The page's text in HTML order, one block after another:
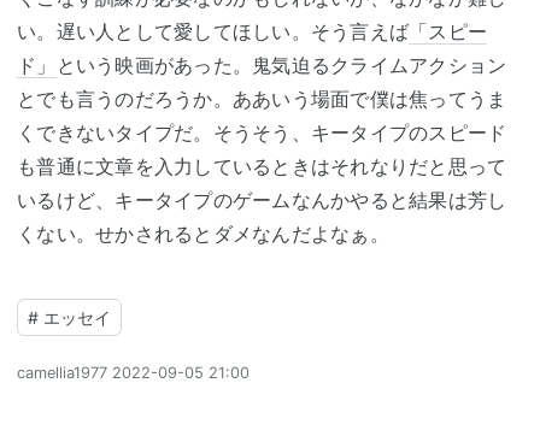
い。遅い人として愛してほしい。そう言えば 「スピー
ド」 という映画があった。鬼気迫るクライムアクション
とでも言うのだろうか。ああいう場面で僕は焦ってうま
くできないタイプだ。そうそう、キータイプのスピード
も普通に文章を入力しているときはそれなりだと思って
いるけど、キータイプのゲームなんかやると結果は芳し
くない。せかされるとダメなんだよなぁ。
# エッセイ
camellia1977 2022-09-05 21:00